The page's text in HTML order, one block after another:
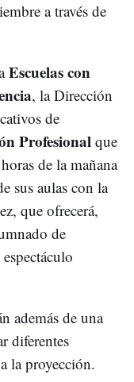
a través de
Escuelas con
, la Dirección
de
Profesional que
de la mañana
sus aulas con la
que ofrecerá,
de
además de una
diferentes
la proyección.